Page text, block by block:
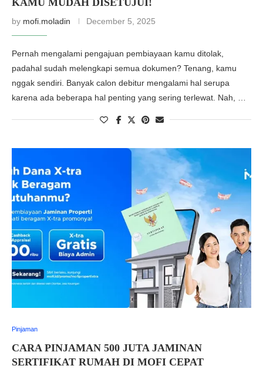
by mofi.moladin December 5, 2025
Pernah mengalami pengajuan pembiayaan kamu ditolak,
padahal sudah melengkapi semua dokumen? Tenang, kamu
nggak sendiri. Banyak calon debitur mengalami hal serupa
karena ada beberapa hal penting yang sering terlewat. Nah, …
Pinjaman
CARA PINJAMAN 500 JUTA JAMINAN
SERTIFIKAT RUMAH DI MOFI CEPAT